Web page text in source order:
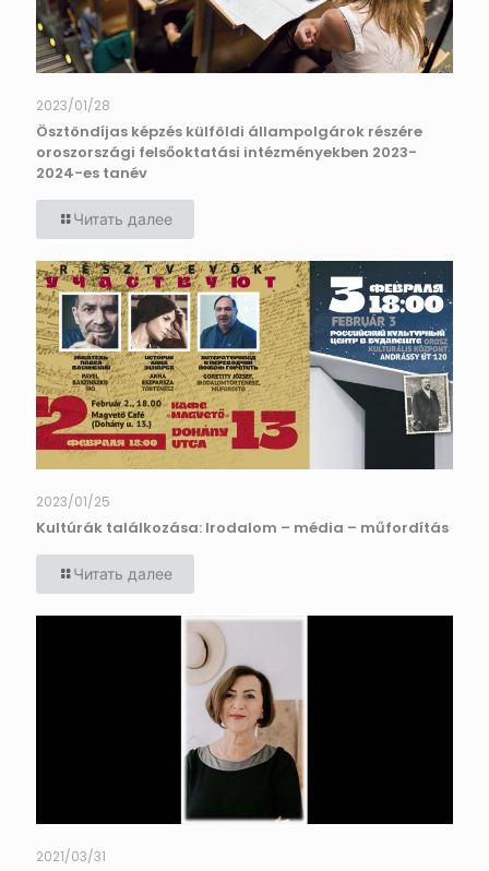
2023/01/28
Ösztöndíjas képzés külföldi állampolgárok részére
oroszországi felsőoktatási intézményekben 2023-
2024-es tanév
Читать далее
2023/01/25
Kultúrák találkozása: Irodalom – média – műfordítás
Читать далее
2021/03/31